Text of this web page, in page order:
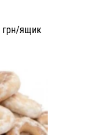
грн/ящик